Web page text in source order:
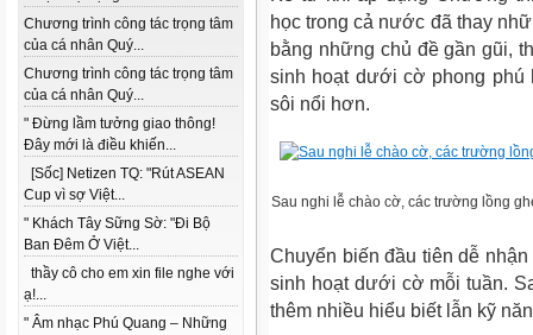
Chương trình công tác trọng tâm
của cá nhân Quý...
Chương trình công tác trọng tâm
của cá nhân Quý...
" Đừng lầm tưởng giao thông!
Đây mới là điều khiến...
[Sốc] Netizen TQ: "Rút ASEAN
Cup vì sợ Việt...
" Khách Tây Sững Sờ: "Đi Bộ
Ban Đêm Ở Việt...
thầy cô cho em xin file nghe với
ạ!...
" Âm nhạc Phú Quang – Những
học trong cả nước đã thay
bằng những chủ đề gần gũi,
sinh hoạt dưới cờ phong phú
sôi nổi hơn.
Sau nghi lễ chào cờ, các trường lồng
Chuyển biến đầu tiên dễ
sinh hoạt dưới cờ mỗi tuần.
thêm nhiều hiểu biết lẫn kỹ